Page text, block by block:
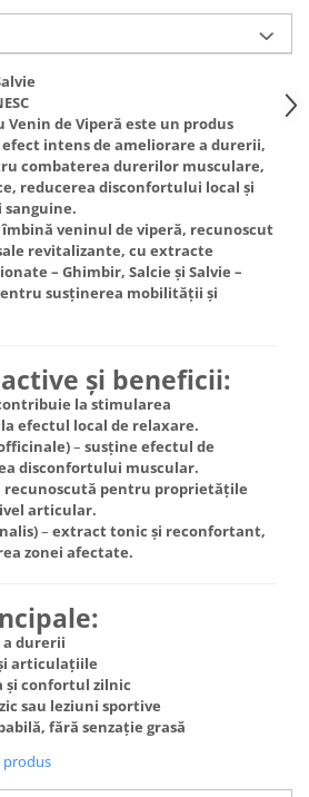
Venin de Viperă este un produs
efect intens de ameliorare a durerii,
combaterea durerilor musculare,
, reducerea disconfortului local și
îmbină veninul de viperă, recunoscut
revitalizante, cu extracte
– Ghimbir, Salcie și Salvie –
susținerea mobilității și
și beneficii:
la stimularea
efectul local de relaxare.
– susține efectul de
disconfortului muscular.
recunoscută pentru proprietățile
articular.
– extract tonic și reconfortant,
zonei afectate.
durerii
articulațiile
confortul zilnic
sau leziuni sportive
fără senzație grasă